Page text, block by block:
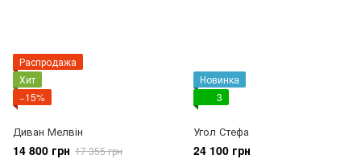
Распродажа
Хит
−15%
Диван Мелвін
14 800 грн 17 355 грн
Новинка
3
Угол Стефа
24 100 грн